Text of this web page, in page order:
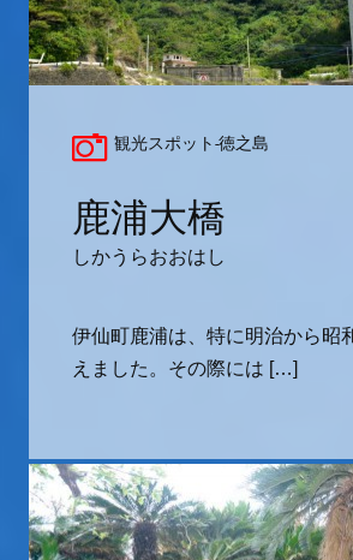
観光スポット-徳之島
鹿浦大橋
しかうらおおはし
伊仙町鹿浦は、特に明治から昭
えました。その際には […]